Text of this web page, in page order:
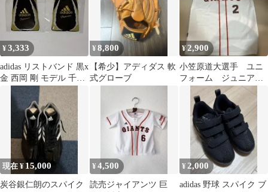
¥3,333
adidas リストバンド 黒x
金 西岡 剛 モデル 千葉
ロッテ マリーンズ
¥8,800
【希少】アディダス 軟
式グローブ
¥2,900
小笠原道大選手 ユニ
フォーム ジュニア・
現在 ¥ 15,000
炭谷銀仁朗のスパイク
¥4,500
読売ジャイアンツ 巨
¥ 2,000
adidas 野球 スパイク ブ